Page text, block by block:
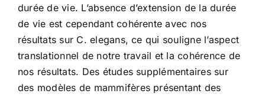
durée de vie. L’absence d’extension de la durée
de vie est cependant cohérente avec nos
résultats sur C. elegans, ce qui souligne l’aspect
translationnel de notre travail et la cohérence de
nos résultats. Des études supplémentaires sur
des modèles de mammifères présentant des